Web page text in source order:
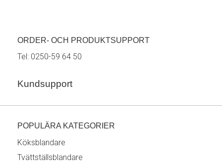
ORDER- OCH PRODUKTSUPPORT
Tel: 0250-59 64 50
Kundsupport
POPULÄRA KATEGORIER
Köksblandare
Tvättställsblandare